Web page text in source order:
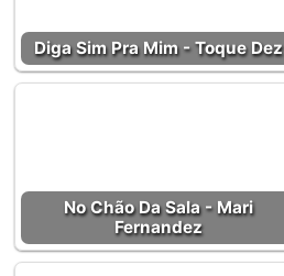
Diga Sim Pra Mim - Toque Dez
No Chão Da Sala - Mari
Fernandez